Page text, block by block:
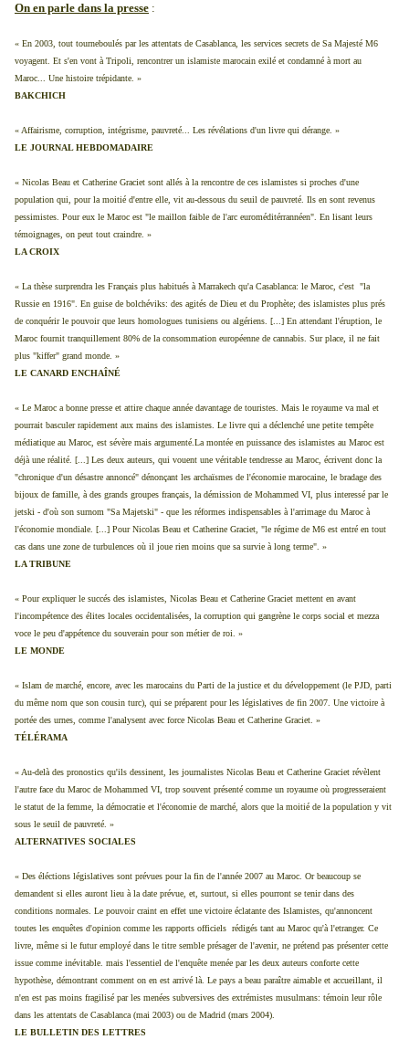
On en parle dans la presse :
« En 2003, tout tourneboulés par les attentats de Casablanca, les services secrets de Sa Majesté M6
voyagent. Et s'en vont à Tripoli, rencontrer un islamiste marocain exilé et condamné à mort au
Maroc... Une histoire trépidante. »
BAKCHICH
« Affairisme, corruption, intégrisme, pauvreté... Les révélations d'un livre qui dérange. »
LE JOURNAL HEBDOMADAIRE
« Nicolas Beau et Catherine Graciet sont allés à la rencontre de ces islamistes si proches d'une
population qui, pour la moitié d'entre elle, vit au-dessous du seuil de pauvreté. Ils en sont revenus
pessimistes. Pour eux le Maroc est "le maillon faible de l'arc euroméditérrannéen". En lisant leurs
témoignages, on peut tout craindre. »
LA CROIX
« La thèse surprendra les Français plus habitués à Marrakech qu'a Casablanca: le Maroc, c'est "la
Russie en 1916". En guise de bolchéviks: des agités de Dieu et du Prophète; des islamistes plus prés
de conquérir le pouvoir que leurs homologues tunisiens ou algériens. [...] En attendant l'éruption, le
Maroc fournit tranquillement 80% de la consommation européenne de cannabis. Sur place, il ne fait
plus "kiffer" grand monde. »
LE CANARD ENCHAÎNÉ
« Le Maroc a bonne presse et attire chaque année davantage de touristes. Mais le royaume va mal et
pourrait basculer rapidement aux mains des islamistes. Le livre qui a déclenché une petite tempête
médiatique au Maroc, est sévère mais argumenté.La montée en puissance des islamistes au Maroc est
déjà une réalité. [...] Les deux auteurs, qui vouent une véritable tendresse au Maroc, écrivent donc la
"chronique d'un désastre annoncé" dénonçant les archaïsmes de l'économie marocaine, le bradage des
bijoux de famille, à des grands groupes français, la démission de Mohammed VI, plus interessé par le
jetski - d'où son surnom "Sa Majetski" - que les réformes indispensables à l'arrimage du Maroc à
l'économie mondiale. [...] Pour Nicolas Beau et Catherine Graciet, "le régime de M6 est entré en tout
cas dans une zone de turbulences où il joue rien moins que sa survie à long terme". »
LA TRIBUNE
« Pour expliquer le succés des islamistes, Nicolas Beau et Catherine Graciet mettent en avant
l'incompétence des élites locales occidentalisées, la corruption qui gangrène le corps social et mezza
voce le peu d'appétence du souverain pour son métier de roi. »
LE MONDE
« Islam de marché, encore, avec les marocains du Parti de la justice et du développement (le PJD, parti
du même nom que son cousin turc), qui se préparent pour les législatives de fin 2007. Une victoire à
portée des urnes, comme l'analysent avec force Nicolas Beau et Catherine Graciet. »
TÉLÉRAMA
« Au-delà des pronostics qu'ils dessinent, les journalistes Nicolas Beau et Catherine Graciet révèlent
l'autre face du Maroc de Mohammed VI, trop souvent présenté comme un royaume où progresseraient
le statut de la femme, la démocratie et l'économie de marché, alors que la moitié de la population y vit
sous le seuil de pauvreté. »
ALTERNATIVES SOCIALES
« Des éléctions législatives sont prévues pour la fin de l'année 2007 au Maroc. Or beaucoup se
demandent si elles auront lieu à la date prévue, et, surtout, si elles pourront se tenir dans des
conditions normales. Le pouvoir craint en effet une victoire éclatante des Islamistes, qu'annoncent
toutes les enquêtes d'opinion comme les rapports officiels rédigés tant au Maroc qu'à l'etranger. Ce
livre, même si le futur employé dans le titre semble présager de l'avenir, ne prétend pas présenter cette
issue comme inévitable. mais l'essentiel de l'enquête menée par les deux auteurs conforte cette
hypothèse, démontrant comment on en est arrivé là. Le pays a beau paraître aimable et accueillant, il
n'en est pas moins fragilisé par les menées subversives des extrémistes musulmans: témoin leur rôle
dans les attentats de Casablanca (mai 2003) ou de Madrid (mars 2004).
LE BULLETIN DES LETTRES